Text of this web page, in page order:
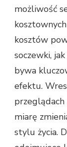
możliwość
kosztów
soczewki,
bywa
efektu.
miarę
stylu życia.